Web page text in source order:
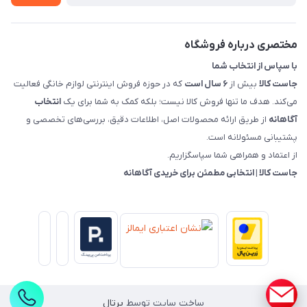
مختصری درباره فروشگاه
با سپاس از انتخاب شما
جاست کالا بیش از ۶ سال است
که در حوزه فروش اینترنتی لوازم خانگی فعالیت
می‌کند. هدف ما تنها فروش کالا نیست؛ بلکه کمک به شما برای یک انتخاب
آگاهانه از طریق ارائه محصولات اصل، اطلاعات دقیق، بررسی‌های تخصصی و
پشتیبانی مسئولانه است.
از اعتماد و همراهی شما سپاسگزاریم.
جاست کالا | انتخابی مطمئن برای خریدی آگاهانه
ساخت سایت توسط پرتال